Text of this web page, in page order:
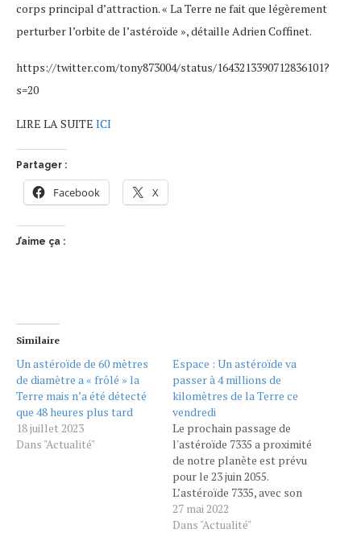
corps principal d’attraction. « La Terre ne fait que légèrement
perturber l’orbite de l’astéroïde », détaille Adrien Coffinet.
https://twitter.com/tony873004/status/1643213390712836101?
s=20
LIRE LA SUITE ICI
Partager :
Facebook X
J’aime ça :
Similaire
Un astéroïde de 60 mètres
de diamètre a « frôlé » la
Terre mais n’a été détecté
que 48 heures plus tard
18 juillet 2023
Dans "Actualité"
Espace : Un astéroïde va
passer à 4 millions de
kilomètres de la Terre ce
vendredi
Le prochain passage de
l'astéroïde 7335 a proximité
de notre planète est prévu
pour le 23 juin 2055.
L’astéroïde 7335, avec son
diamètre de 1,8 kilomètre,
va passer à proximité de la
27 mai 2022
Dans "Actualité"